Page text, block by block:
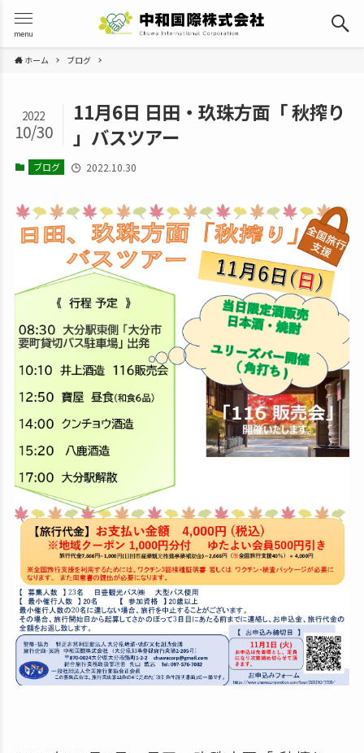
menu
ホーム ブログ
11月6日 日田・玖珠方面「 秋搾り
」バスツアー
2022
10/30
ブログ 2022.10.30